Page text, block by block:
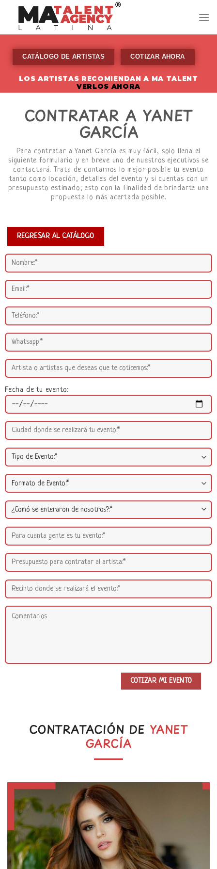
content
CATÁLOGO DE ARTISTAS COTIZAR AHORA
LOS ARTISTAS RECOMIENDAN A MA TALENT
VERLOS AHORA
CONTRATAR A YANET
GARCÍA
Para contratar a Yanet García es muy fácil, solo llena el
siguiente formulario y en breve uno de nuestros ejecutivos se
contactará. Trata de contarnos lo mejor posible tu evento
tanto como locación, detalles del evento y si cuentas con un
presupuesto estimado; esto con la finalidad de brindarte una
propuesta lo más acertada posible.
REGRESAR AL CATÁLOGO
Fecha de tu evento:
CONTRATACIÓN DE YANET
GARCÍA